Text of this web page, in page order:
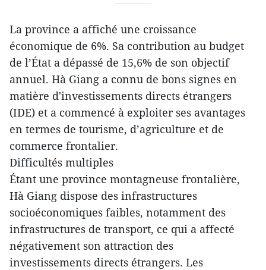
La province a affiché une croissance
économique de 6%. Sa contribution au budget
de l’État a dépassé de 15,6% de son objectif
annuel. Hà Giang a connu de bons signes en
matière d'investissements directs étrangers
(IDE) et a commencé à exploiter ses avantages
en termes de tourisme, d’agriculture et de
commerce frontalier.
Difficultés multiples
Étant une province montagneuse frontalière,
Hà Giang dispose des infrastructures
socioéconomiques faibles, notamment des
infrastructures de transport, ce qui a affecté
négativement son attraction des
investissements directs étrangers. Les